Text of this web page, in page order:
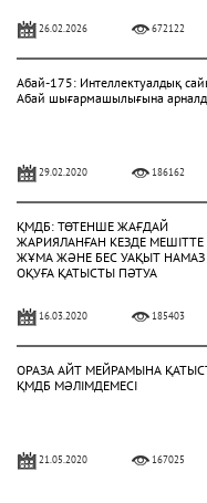
26.02.2026 672122
Абай-175: Интеллектуалдық
Абай шығармашылығына
29.02.2020 186162
ҚМДБ: ТӨТЕНШЕ ЖАҒДАЙ
ЖАРИЯЛАНҒАН КЕЗДЕ МЕШІТТЕ
ЖҰМА ЖӘНЕ БЕС УАҚЫТ НАМАЗ
ОҚУҒА ҚАТЫСТЫ ПӘТУА
16.03.2020 185403
ОРАЗА АЙТ МЕЙРАМЫНА
ҚМДБ МӘЛІМДЕМЕСІ
21.05.2020 167025